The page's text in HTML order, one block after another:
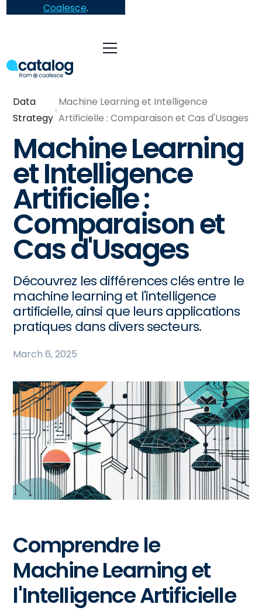
Coalesce.
Data
Strategy
Machine Learning et Intelligence
Artificielle : Comparaison et Cas d'Usages
Machine Learning
et Intelligence
Artificielle :
Comparaison et
Cas d'Usages
Découvrez les différences clés entre le
machine learning et l'intelligence
artificielle, ainsi que leurs applications
pratiques dans divers secteurs.
March 6, 2025
Comprendre le
Machine Learning et
l'Intelligence Artificielle